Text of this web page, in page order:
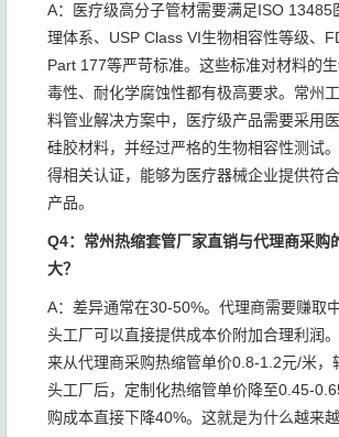
A：医疗级高分子管材需要满足ISO 13485
理体系、USP Class VI生物相容性等级、
Part 177等严苛标准。这些标准对材料的
毒性、耐化学腐蚀性都有极高要求。常州
料管业解决方案中，医疗级产品需要采用
硅胶材料，并经过严格的生物相容性测试
得相关认证，能够为医疗器械企业提供符
产品。
Q4：常州热缩套管厂家直销与代理商采购
大？
A：差异通常在30-50%。代理商需要赚取
头工厂可以直接提供成本价附加合理利润
来从代理商采购热缩管单价0.8-1.2元/米，
头工厂后，定制化热缩管单价降至0.45-
购成本直接下降40%。这就是为什么越来